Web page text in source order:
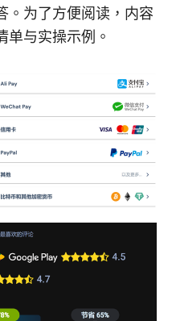
。为了方便阅读，内容
单与实操示例。